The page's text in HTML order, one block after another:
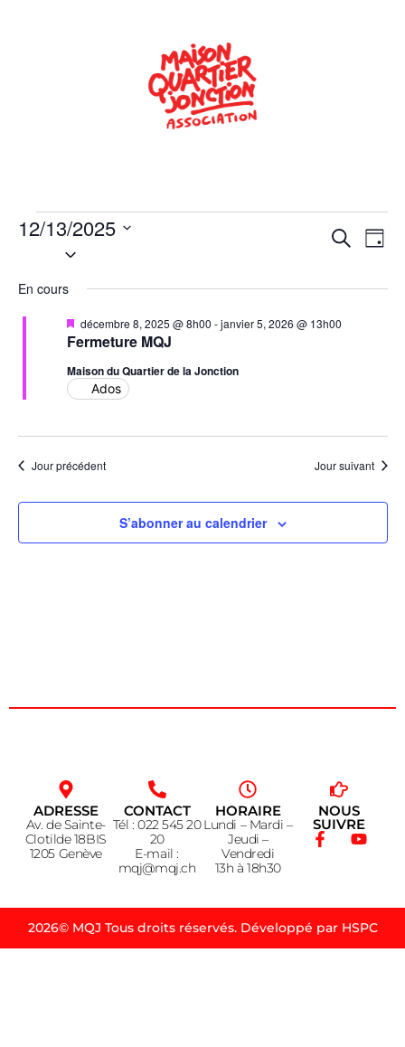
Recherche
Jour
12/13/2025
Sélectionnez
En cours
Fermeture MQJ
Mis
en
avant
décembre 8, 2025 @ 8h00 -janvier 5, 2026 @ 13h00
Maison du Quartier de la Jonction
Ados
Jour précédent Jour suivant
S’abonner au calendrier
ADRESSE
Av. de Sainte-
Clotilde 18BIS
1205 Genève
CONTACT
Tél : 022 545 20
20
E-mail :
mqj@mqj.ch
HORAIRE
Lundi – Mardi –
Jeudi –
Vendredi
13h à 18h30
NOUS
SUIVRE
2026© MQJ Tous droits réservés. Développé par HSPC